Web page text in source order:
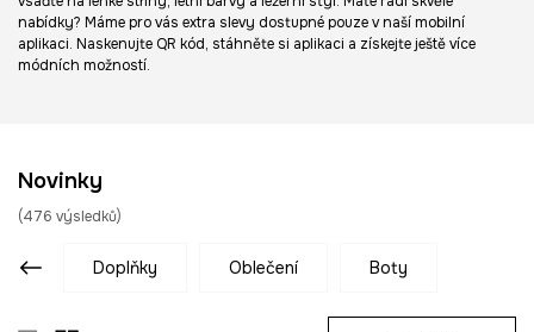
nabídky? Máme pro vás extra slevy dostupné pouze v naší mobilní
aplikaci. Naskenujte QR kód, stáhněte si aplikaci a získejte ještě více
módních možností.
Novinky
(476 výsledků)
doplňky oblečení boty